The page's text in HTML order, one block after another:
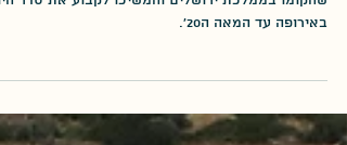
בואו להכיר את סיפורם של מסדרי האבירים המיוחדים